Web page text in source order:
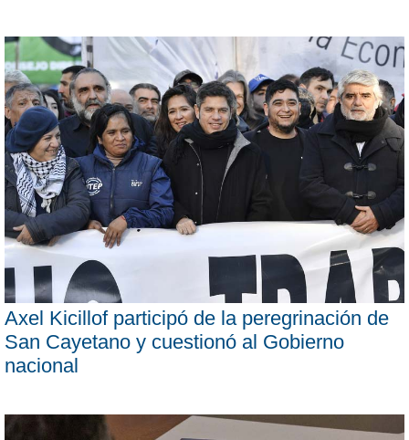
Axel Kicillof participó de la peregrinación de
San Cayetano y cuestionó al Gobierno
nacional